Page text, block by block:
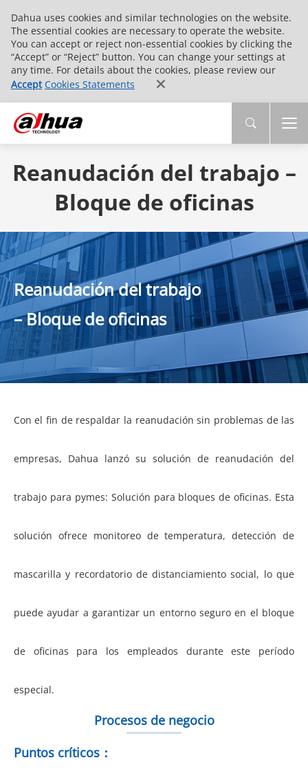
Dahua uses cookies and similar technologies on the website.
The essential cookies are necessary to operate the website.
You can accept or reject non-essential cookies by clicking the
“Accept” or “Reject” button. You can change your settings at
any time. For details about the cookies, please review our
Accept Cookies Statements
Reanudación del trabajo –
Bloque de oficinas
Reanudación del trabajo
– Bloque de oficinas
Con el fin de respaldar la reanudación sin problemas de las
empresas, Dahua lanzó su solución de reanudación del
trabajo para pymes: Solución para bloques de oficinas. Esta
solución ofrece monitoreo de temperatura, detección de
mascarilla y recordatorio de distanciamiento social, lo que
puede ayudar a garantizar un entorno seguro en el bloque
de oficinas para los empleados durante este período
especial.
Procesos de negocio
Puntos críticos：